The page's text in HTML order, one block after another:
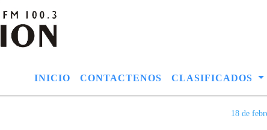
INICIO CONTACTENOS CLASIFICADOS
18 de